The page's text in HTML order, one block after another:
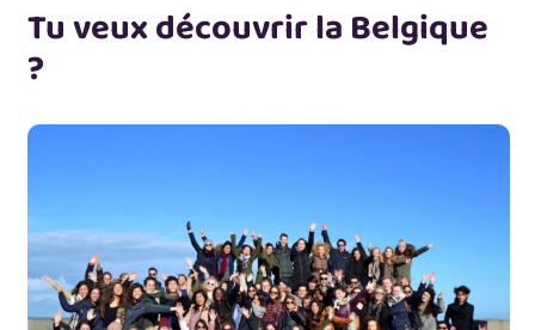
Tu veux découvrir la Belgique
?